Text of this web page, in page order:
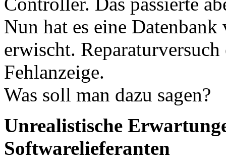
Nun hat es eine
erwischt.
Fehlanzeige.
Was soll man dazu sagen?
Unrealistische
Softwarelieferanten